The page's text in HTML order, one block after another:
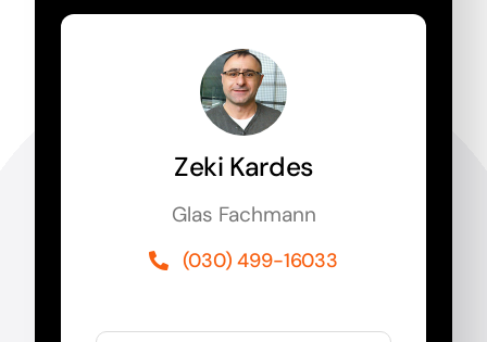
Zeki Kardes
Glas Fachmann
(030) 499-16033